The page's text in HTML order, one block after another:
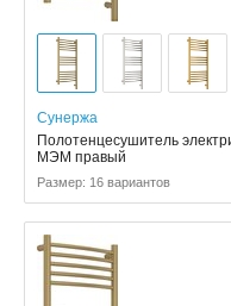
Сунержа
Полотенцесушитель
МЭМ правый
Размер: 16 вариантов